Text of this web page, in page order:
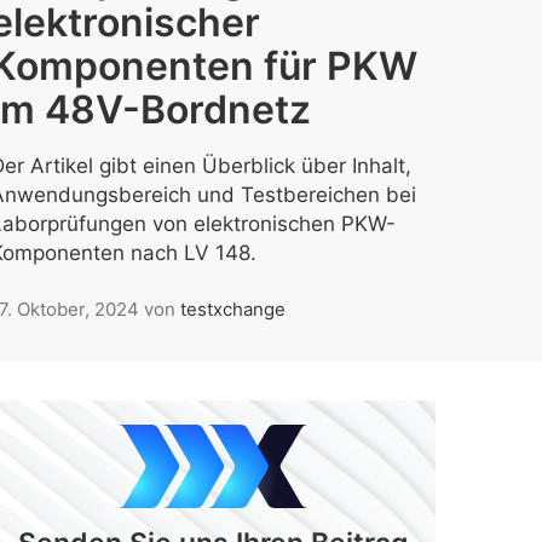
für PKW
48V-Bordnetz
Artikel gibt einen Überblick über Inhalt,
und Testbereichen bei
von elektronischen PKW-
nach LV 148.
Oktober, 2024 von testxchange